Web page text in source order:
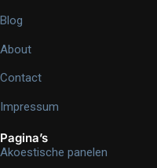
Blog
About
Contact
Impressum
Pagina’s
Akoestische panelen